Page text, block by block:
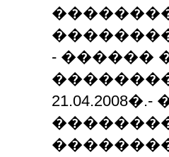
- ������